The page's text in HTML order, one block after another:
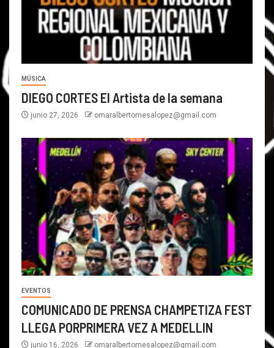
MÚSICA
DIEGO CORTES El Artista de la semana
junio 27, 2026 omaralbertomesalopez@gmail.com
EVENTOS
COMUNICADO DE PRENSA CHAMPETIZA FEST
LLEGA PORPRIMERA VEZ A MEDELLIN
junio 16, 2026 omaralbertomesalopez@gmail.com